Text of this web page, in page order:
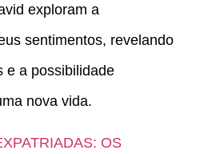
exploram a
sentimentos, revelando
e a possibilidade
nova vida.
OS